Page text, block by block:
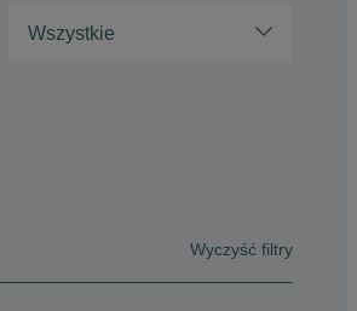
Wszystkie
Wyczyść filtry